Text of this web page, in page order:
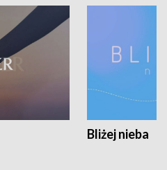
Bliżej nieba